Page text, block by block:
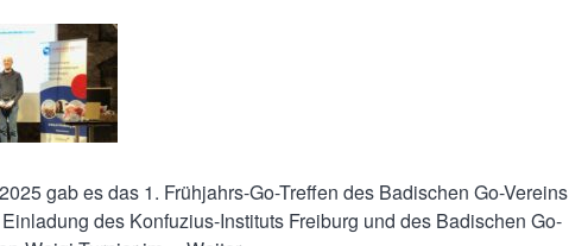
gab es das 1. Frühjahrs-Go-Treffen des Badischen Go-Vereins
des Konfuzius-Instituts Freiburg und des Badischen Go-